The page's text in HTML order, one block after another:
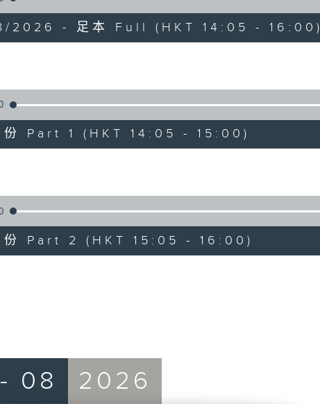
2026 - 足本 Full (HKT 14:05 - 16:00)
份 Part 1 (HKT 14:05 - 15:00)
份 Part 2 (HKT 15:05 - 16:00)
08 2026